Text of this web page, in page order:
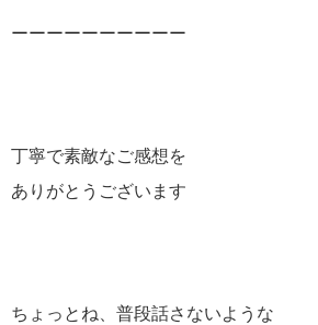
ーーーーーーーーーー
丁寧で素敵なご感想を
ありがとうございます
ちょっとね、普段話さないような